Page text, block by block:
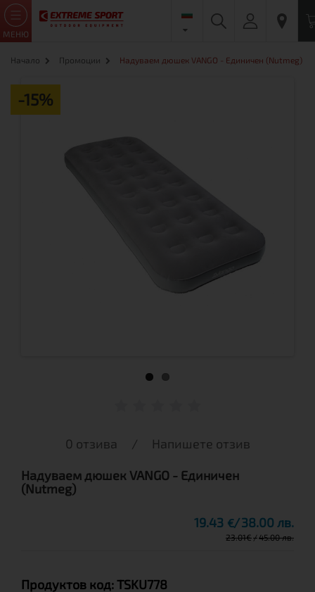
МЕНЮ
Начало Промоции Надуваем дюшек VANGO - Единичен (Nutmeg)
-15%
0 отзива / Напишете отзив
Надуваем дюшек VANGO - Единичен
(Nutmeg)
19.43 € 38.00 лв.
23.01€ 45.00 лв.
Продуктов код:TSKU778